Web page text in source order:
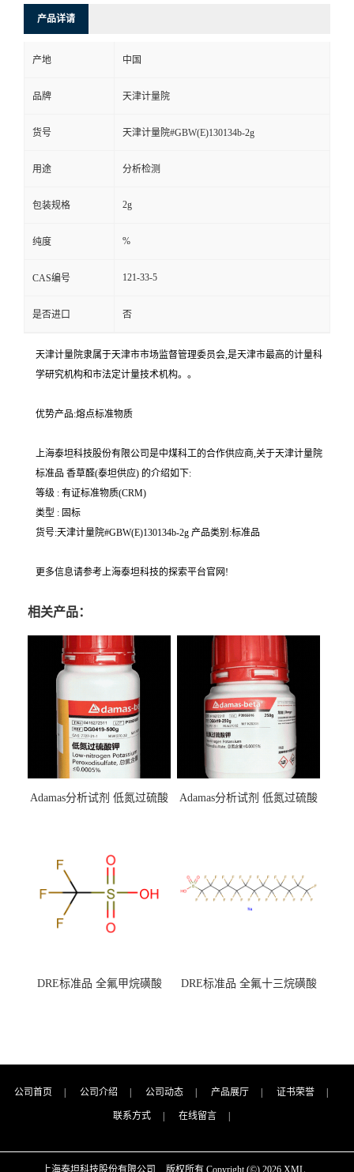
产品详请
产地 中国
品牌 天津计量院
货号 天津计量院#GBW(E)130134b-2g
用途 分析检测
包装规格 2g
纯度 %
CAS编号 121-33-5
是否进口 否
天津计量院隶属于天津市市场监督管理委员会,是天津市最高的计量科
学研究机构和市法定计量技术机构。。
优势产品:熔点标准物质
上海泰坦科技股份有限公司是中煤科工的合作供应商,关于天津计量院
标准品 香草醛(泰坦供应) 的介绍如下:
等级 : 有证标准物质(CRM)
类型 : 固标
货号:天津计量院#GBW(E)130134b-2g 产品类别:标准品
更多信息请参考上海泰坦科技的探索平台官网!
相关产品：
Adamas分析试剂 低氮过硫酸
（泰坦现货供应）
Adamas分析试剂 低氮过硫酸
DRE标准品 全氟甲烷磺酸
DRE标准品 全氟十三烷磺酸
公司首页 公司介绍 公司动态 产品展厅 证书荣誉
联系方式 在线留言
上海泰坦科技股份有限公司 版权所有 Copyright (©) 2026 XML